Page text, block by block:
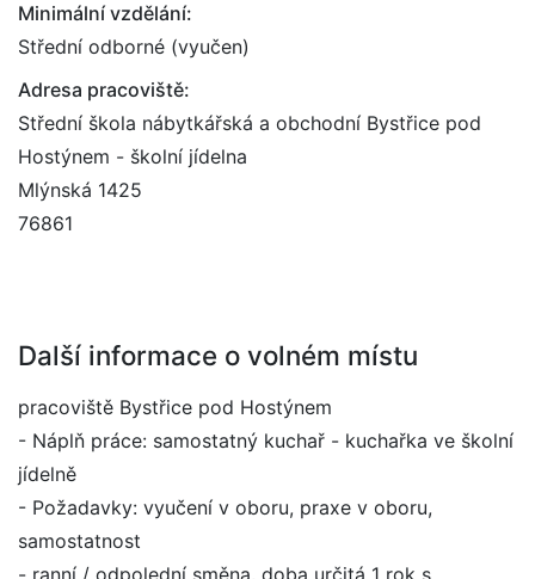
Minimální vzdělání:
Střední odborné (vyučen)
Adresa pracoviště:
Střední škola nábytkářská a obchodní Bystřice pod
Hostýnem - školní jídelna
Mlýnská 1425
76861
Další informace o volném místu
pracoviště Bystřice pod Hostýnem
- Náplň práce: samostatný kuchař - kuchařka ve školní
jídelně
- Požadavky: vyučení v oboru, praxe v oboru,
samostatnost
- ranní / odpolední směna, doba určitá 1 rok s